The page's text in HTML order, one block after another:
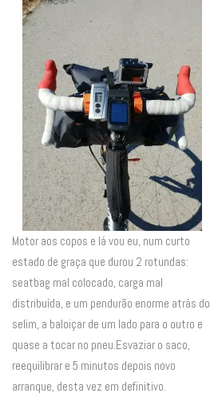
Motor aos copos e lá vou eu, num curto
estado de graça que durou 2 rotundas:
seatbag mal colocado, carga mal
distribuída, e um pendurão enorme atrás do
selim, a baloiçar de um lado para o outro e
quase a tocar no pneu.Esvaziar o saco,
reequilibrar e 5 minutos depois novo
arranque, desta vez em definitivo.